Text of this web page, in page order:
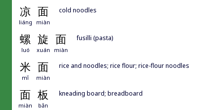
凉 面
liáng miàn
cold noodles
螺 旋 面
luó xuán miàn
fusilli (pasta)
米 面
mǐ miàn
rice and noodles; rice flour; rice-flour noodles
面 板
miàn bǎn
kneading board; breadboard